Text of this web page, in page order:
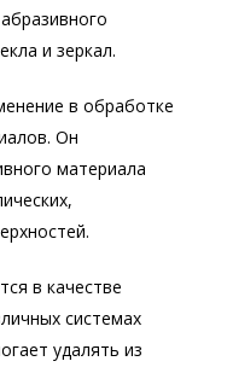
и зеркал.
в обработке
Он
материала
в качестве
системах
удалять из